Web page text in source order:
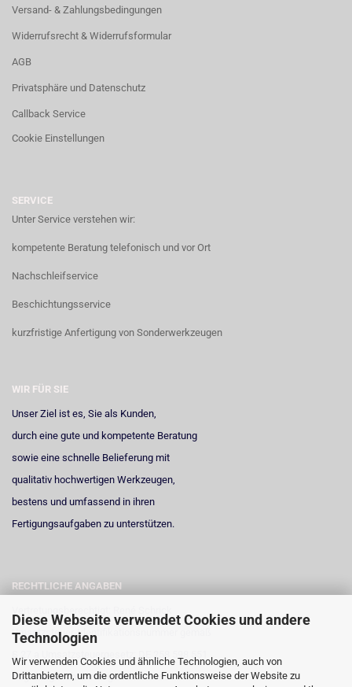
Diese Webseite verwendet Cookies und andere
Technologien
Wir verwenden Cookies und ähnliche Technologien, auch von
Drittanbietern, um die ordentliche Funktionsweise der Website zu
Versand- & Zahlungsbedingungen
Widerrufsrecht & Widerrufsformular
AGB
Privatsphäre und Datenschutz
Callback Service
Cookie Einstellungen
SERVICE
Unter Service verstehen wir:
kompetente Beratung telefonisch und vor Ort
Nachschleifservice
Beschichtungsservice
kurzfristige Anfertigung von Sonderwerkzeugen
WIR FÜR SIE
Unser Ziel ist es, Sie als Kunden,
durch eine gute und kompetente Beratung
sowie eine schnelle Belieferung mit
qualitativ hochwertigen Werkzeugen,
bestens und umfassend in ihren
Fertigungsaufgaben zu unterstützen.
RECHTLICHE ANGABEN
Umsatzsteuer-Identifikationsnummer gemäß
§ 27 a Umsatzsteuergesetz: DE 258 598 551
Registergericht: Amtsgericht Neuss